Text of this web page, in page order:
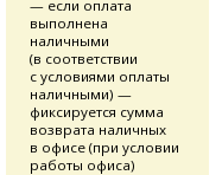
— если оплата
выполнена
наличными
(в соответствии
с условиями оплаты
наличными) —
фиксируется сумма
возврата наличных
в офисе (при условии
работы офиса)